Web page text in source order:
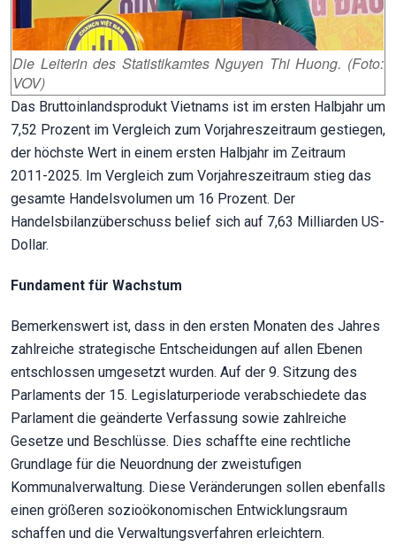
Die Leiterin des Statistikamtes Nguyen Thi Huong. (Foto:
VOV)
Das Bruttoinlandsprodukt Vietnams ist im ersten Halbjahr um
7,52 Prozent im Vergleich zum Vorjahreszeitraum gestiegen,
der höchste Wert in einem ersten Halbjahr im Zeitraum
2011-2025. Im Vergleich zum Vorjahreszeitraum stieg das
gesamte Handelsvolumen um 16 Prozent. Der
Handelsbilanzüberschuss belief sich auf 7,63 Milliarden US-
Dollar.
Fundament für Wachstum
Bemerkenswert ist, dass in den ersten Monaten des Jahres
zahlreiche strategische Entscheidungen auf allen Ebenen
entschlossen umgesetzt wurden. Auf der 9. Sitzung des
Parlaments der 15. Legislaturperiode verabschiedete das
Parlament die geänderte Verfassung sowie zahlreiche
Gesetze und Beschlüsse. Dies schaffte eine rechtliche
Grundlage für die Neuordnung der zweistufigen
Kommunalverwaltung. Diese Veränderungen sollen ebenfalls
einen größeren sozioökonomischen Entwicklungsraum
schaffen und die Verwaltungsverfahren erleichtern.